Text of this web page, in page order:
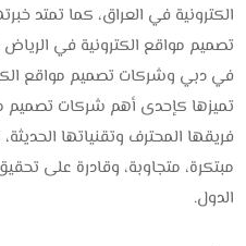
الكترونية في العراق، كما تمتد
تصميم مواقع الكترونية في
في دبي وشركات تصميم مواقع
تميزها كإحدى أهم شركات تصميم
فريقها المحترف وتقنياتها
مبتكرة، متجاوبة، وقادرة على
الدول.